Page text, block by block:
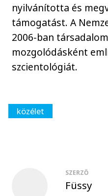
nyilvánította és
támogatást. A
2006-ban
mozgolódásként
szcientológiát.
közélet
SZERZŐ
Füssy